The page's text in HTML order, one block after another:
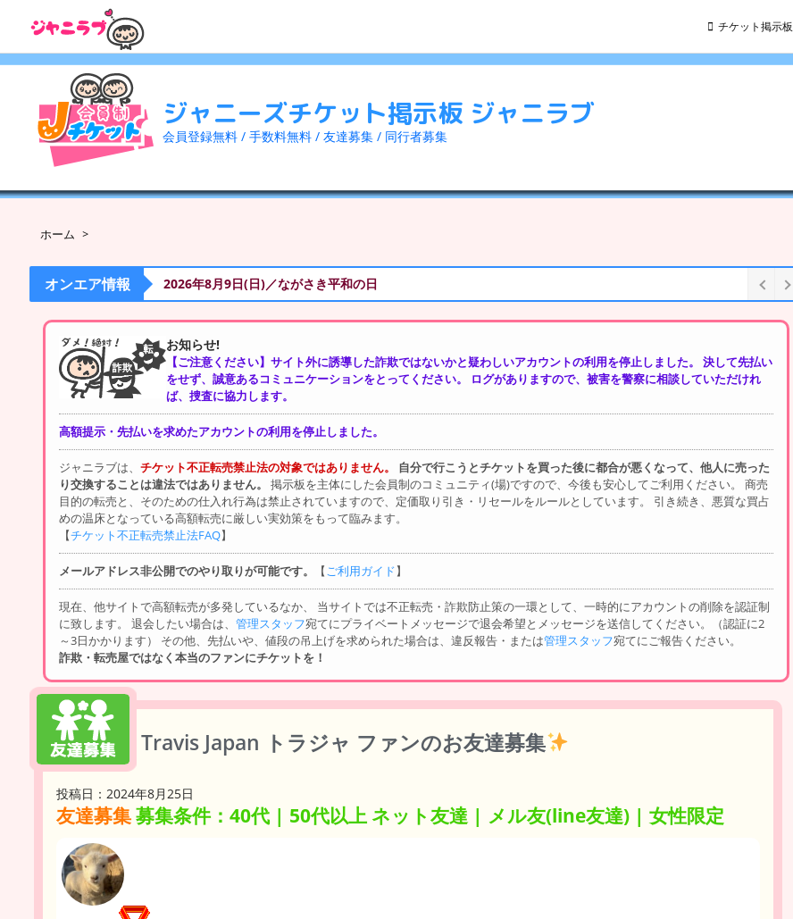
ジャニーズチケット掲示板 ジャニラブ
会員登録無料 / 手数料無料 / 友達募集 / 同行者募集
チケット掲示板
ホーム >
オンエア情報 2026年8月9日(日)／ながさき平和の日
お知らせ!
【ご注意ください】サイト外に誘導した詐欺ではないかと疑わしいアカウントの利用を停止しました。 決して先払い
をせず、誠意あるコミュニケーションをとってください。 ログがありますので、被害を警察に相談していただけれ
ば、捜査に協力します。
高額提示・先払いを求めたアカウントの利用を停止しました。
ジャニラブは、 チケット不正転売禁止法の対象ではありません。
自分で行こうとチケットを買った後に都合が悪くなって、他人に売った
り交換することは違法ではありません。
掲示板を主体にした会員制のコミュニティ(場)ですので、今後も安心してご利用ください。 商売
目的の転売と、そのための仕入れ行為は禁止されていますので、定価取り引き・リセールをルールとしています。 引き続き、悪質な買占
めの温床となっている高額転売に厳しい実効策をもって臨みます。
【チケット不正転売禁止法FAQ】
メールアドレス非公開でのやり取りが可能です。 【ご利用ガイド】
現在、他サイトで高額転売が多発しているなか、 当サイトでは不正転売・詐欺防止策の一環として、一時的にアカウントの削除を認証制
に致します。 退会したい場合は、 管理スタッフ宛てにプライベートメッセージで退会希望とメッセージを送信してください。（認証に2
～3日かかります） その他、先払いや、値段の吊上げを求められた場合は、違反報告・または管理スタッフ宛てにご報告ください。
詐欺・転売屋ではなく本当のファンにチケットを！
Travis Japan トラジャ ファンのお友達募集
投稿日：2024年8月25日
友達募集募集条件：40代 | 50代以上 ネット友達 | メル友(line友達) | 女性限定